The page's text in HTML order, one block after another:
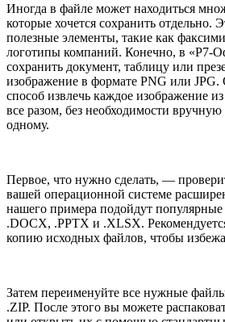
Иногда в файле может находиться
которые хочется сохранить отдельно.
полезные элементы, такие как
логотипы компаний. Конечно, в «Р7-
сохранить документ, таблицу или
изображение в формате PNG или JPG.
способ извлечь каждое изображение
все разом, без необходимости
одному.
Первое, что нужно сделать, —
вашей операционной системе
нашего примера подойдут
.DOCX, .PPTX и .XLSX.
копию исходных файлов, чтобы
Затем переименуйте все нужные
.ZIP. После этого вы можете